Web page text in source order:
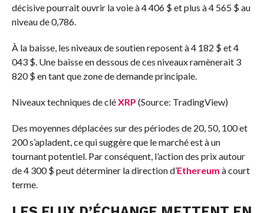
décisive pourrait ouvrir la voie à 4 406 $ et plus à 4 565 $ au
niveau de 0,786.
À la baisse, les niveaux de soutien reposent à 4 182 $ et 4
043 $. Une baisse en dessous de ces niveaux ramènerait 3
820 $ en tant que zone de demande principale.
Niveaux techniques de cléXRP (Source: TradingView)
Des moyennes déplacées sur des périodes de 20, 50, 100 et
200 s’apladent, ce qui suggère que le marché est à un
tournant potentiel. Par conséquent, l’action des prix autour
de 4 300 $ peut déterminer la direction d’Ethereum à court
terme.